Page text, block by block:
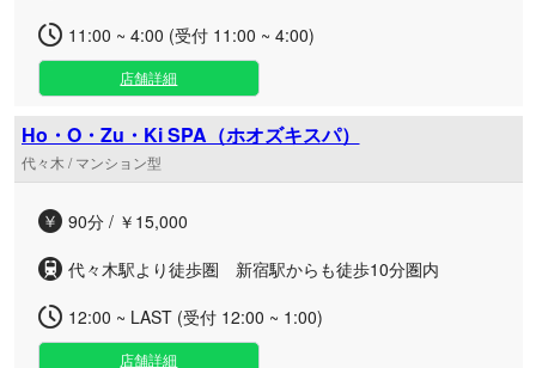
11:00 ~ 4:00 (受付 11:00 ~ 4:00)
店舗詳細
Ho・O・Zu・Ki SPA（ホオズキスパ）
代々木 / マンション型
90分 / ￥15,000
代々木駅より徒歩圏 新宿駅からも徒歩10分圏内
12:00 ~ LAST (受付 12:00 ~ 1:00)
店舗詳細